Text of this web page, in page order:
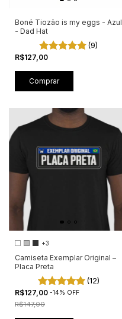
Boné Tiozão is my eggs - Azul
- Dad Hat
(9)
R$127,00
+3
Camiseta Exemplar Original –
Placa Preta
(12)
R$127,00 -14% OFF
R$147,00